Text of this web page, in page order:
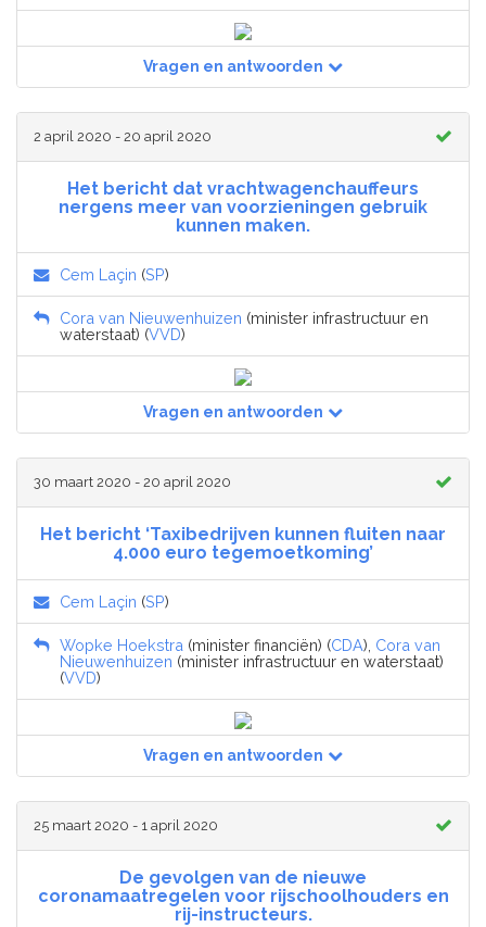
Vragen en antwoorden
2 april 2020 - 20 april 2020
Het bericht dat vrachtwagenchauffeurs
nergens meer van voorzieningen gebruik
kunnen maken.
Cem Laçin (SP)
Cora van Nieuwenhuizen (minister infrastructuur en
waterstaat) (VVD)
Vragen en antwoorden
30 maart 2020 - 20 april 2020
Het bericht ‘Taxibedrijven kunnen fluiten naar
4.000 euro tegemoetkoming’
Cem Laçin (SP)
Wopke Hoekstra (minister financiën) (CDA), Cora van
Nieuwenhuizen (minister infrastructuur en waterstaat)
(VVD)
Vragen en antwoorden
25 maart 2020 - 1 april 2020
De gevolgen van de nieuwe
coronamaatregelen voor rijschoolhouders en
rij-instructeurs.